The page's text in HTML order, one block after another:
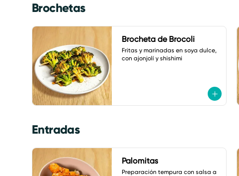
Brochetas
Brocheta de Brocoli
Fritas y marinadas en soya dulce,
con ajonjolí y shishimi
Entradas
Palomitas
Preparación tempura con salsa a